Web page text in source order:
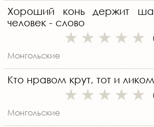
Хороший конь держит
человек - слово
Монгольские
Кто нравом крут, тот и
Монгольские